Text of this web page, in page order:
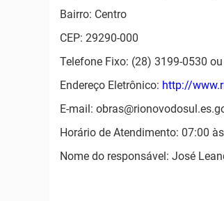
Bairro: Centro
CEP: 29290-000
Telefone Fixo: (28) 3199-0530
Endereço Eletrônico: http://
E-mail:
Horário de Atendimento: 07:00
Nome do responsável: José